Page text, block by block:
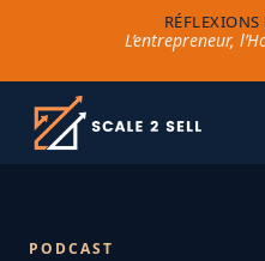
L’entrepreneur,
PODCAST